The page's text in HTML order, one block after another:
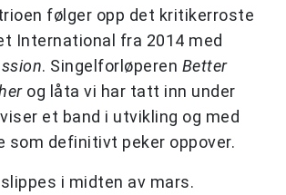
følger opp det kritikerroste
International fra 2014 med
. Singelforløperen Better
og låta vi har tatt inn under
viser et band i utvikling og med
som definitivt peker oppover.
slippes i midten av mars.